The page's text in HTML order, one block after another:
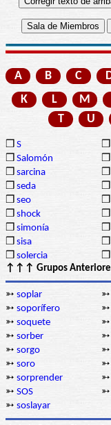
A B C
K
L M
T U
❒ S ❒
❒ Salomón ❒
❒ sarcina ❒
❒ seda ❒
❒ seo ❒
❒ shock ❒
❒ simonía ❒
❒ sisa ❒
❒ solercia ❒
↑↑↑ Grupos
➳ soplar ➳
➳ soporífero ➳
➳ soquete ➳
➳ sorber ➳
➳ sorgo ➳
➳ soro ➳
➳ sorprender ➳
➳ SOS ➳
➳ soslayar